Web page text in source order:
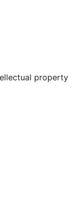
paskyroje
property